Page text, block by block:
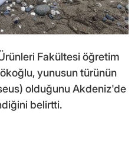
Fakültesi öğretim
yunusun türünün
olduğunu Akdeniz'de
belirtti.